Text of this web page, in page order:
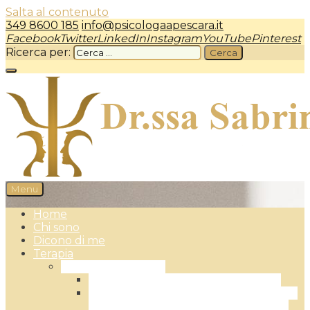
Salta al contenuto
349 8600 185 info@psicologaapescara.it
FacebookTwitterLinkedInInstagramYouTubePinterest
Ricerca per:
Psicologa a Pescara – dr.ssa Sabrina Camplone
Menu
Home
Chi sono
Dicono di me
Terapia